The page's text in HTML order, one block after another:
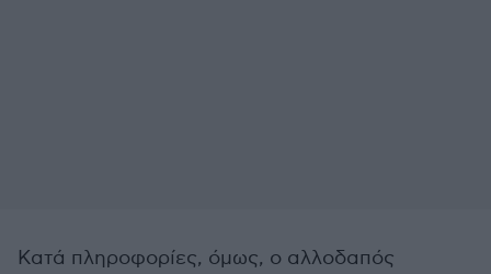
Κατά πληροφορίες, όμως, ο αλλοδαπός